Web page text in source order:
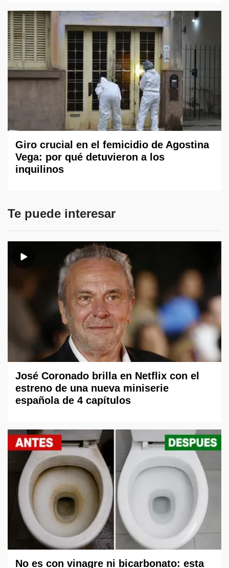
Giro crucial en el femicidio de Agostina
Vega: por qué detuvieron a los
inquilinos
Te puede interesar
José Coronado brilla en Netflix con el
estreno de una nueva miniserie
española de 4 capítulos
No es con vinagre ni bicarbonato: esta